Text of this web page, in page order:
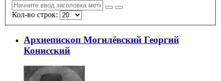
Кол-во строк:
Архиепископ Могилёвский Георгий
Конисский